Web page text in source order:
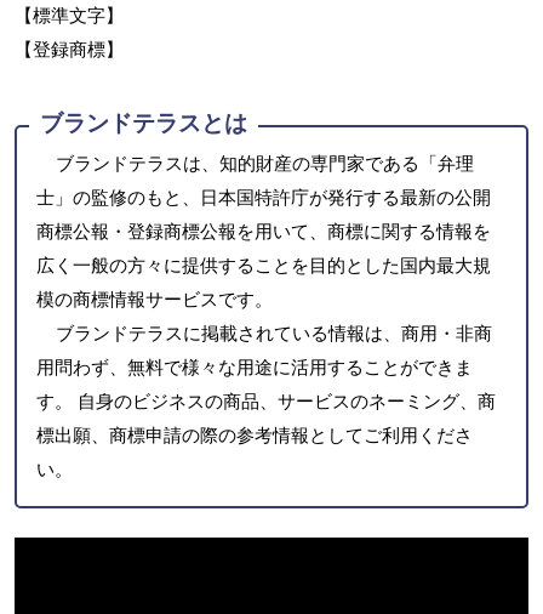
【標準文字】
【登録商標】
ブランドテラスとは
ブランドテラスは、知的財産の専門家である「弁理
士」の監修のもと、日本国特許庁が発行する最新の公開
商標公報・登録商標公報を用いて、商標に関する情報を
広く一般の方々に提供することを目的とした国内最大規
模の商標情報サービスです。
ブランドテラスに掲載されている情報は、商用・非商
用問わず、無料で様々な用途に活用することができま
す。 自身のビジネスの商品、サービスのネーミング、商
標出願、商標申請の際の参考情報としてご利用くださ
い。